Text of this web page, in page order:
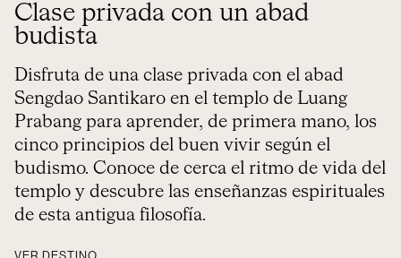
Clase privada con un abad
budista
Disfruta de una clase privada con el abad
Sengdao Santikaro en el templo de Luang
Prabang para aprender, de primera mano, los
cinco principios del buen vivir según el
budismo. Conoce de cerca el ritmo de vida del
templo y descubre las enseñanzas espirituales
de esta antigua filosofía.